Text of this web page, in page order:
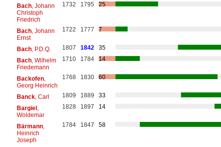
Bach, Johann
Christoph
Friedrich
1732 1795 25
Bach, Johann
Ernst
1722 1777 7
Bach, P.D.Q. 1807 1842
35
Bach, Wilhelm
Friedemann
1710 1784 14
Backofen,
Georg Heinrich
1768 1830 60
Banck, Carl 1809 1889
33
Bargiel,
Woldemar
1828 1897 14
Bärmann,
Heinrich
Joseph
1784 1847 58